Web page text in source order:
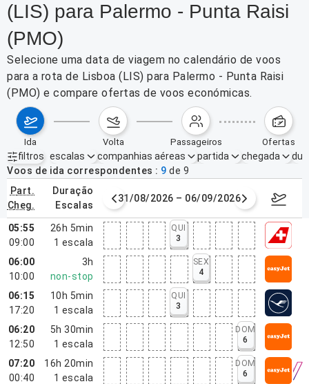
(LIS) para Palermo - Punta Raisi
(PMO)
Selecione uma data de viagem no calendário de voos
para a rota de Lisboa (LIS) para Palermo - Punta Raisi
(PMO) e compare ofertas de voos económicas.
ida volta passageiros ofertas
filtros
Filtros ativos nenhum
escalas companhias aéreas partida chegada
Voos de ida correspondentes
9 de 9
part.
cheg.
duração
escalas
agosto de 2026 31/08/2026 – 06/09/2026 7–13
05:55
09:00
26h 5min
1 escala
QUI
3
06:00
10:00
3h
non-stop
SEX
4
06:15
17:20
10h 5min
1 escala
QUI
3
06:20
12:50
5h 30min
1 escala
DOM
6
07:20
00:40
16h 20min
1 escala
DOM
6